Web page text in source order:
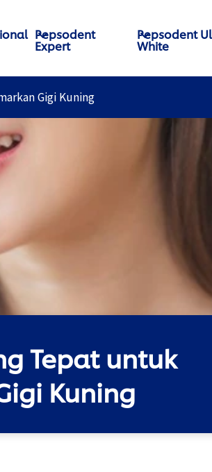
Pepsodent
Expert
Pepsodent
White
Gigi Kuning
Tepat untuk
Kuning